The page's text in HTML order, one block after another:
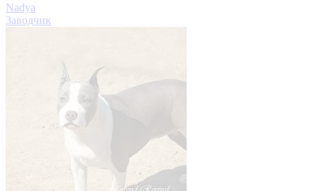
Nadya
Заводчик